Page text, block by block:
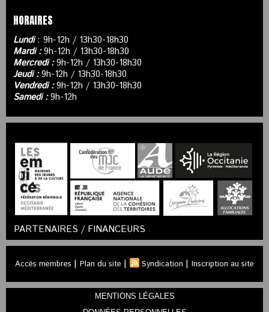
HORAIRES
Lundi: 9h-12h / 13h30-18h30
Mardi :9h-12h / 13h30-18h30
Mercredi :9h-12h / 13h30-18h30
Jeudi :9h-12h / 13h30-18h30
Vendredi :9h-12h / 13h30-18h30
Samedi :9h-12h
PARTENAIRES / FINANCEURS
Accès membres | Plan du site | Syndication | Inscription au site
MENTIONS LÉGALES